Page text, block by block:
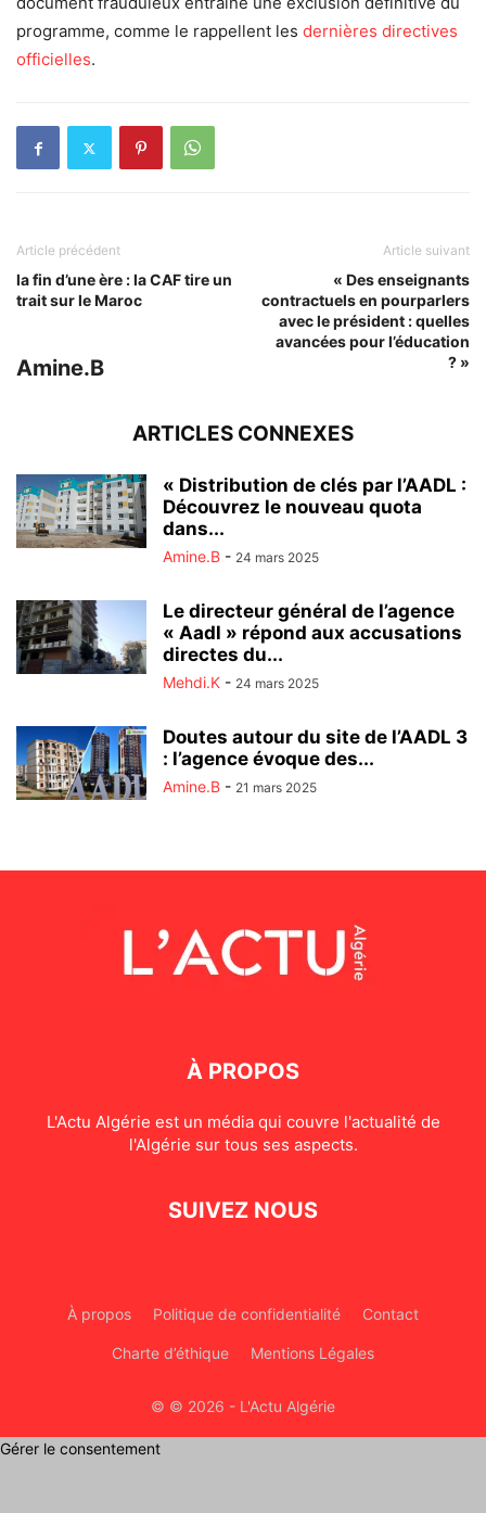
programme, comme le rappellent les dernières directives
officielles.
Article précédent
la fin d’une ère : la CAF tire un
trait sur le Maroc
Article suivant
« Des enseignants
contractuels en pourparlers
avec le président : quelles
avancées pour l’éducation
? »
Amine.B
ARTICLES CONNEXES
« Distribution de clés par l’AADL :
Découvrez le nouveau quota
dans...
Amine.B - 24 mars 2025
Le directeur général de l’agence
« Aadl » répond aux accusations
directes du...
Mehdi.K - 24 mars 2025
Doutes autour du site de l’AADL 3
: l’agence évoque des...
Amine.B - 21 mars 2025
À PROPOS
L'Actu Algérie est un média qui couvre l'actualité de
l'Algérie sur tous ses aspects.
SUIVEZ NOUS
À propos Politique de confidentialité Contact
Charte d’éthique Mentions Légales
© © 2026 - L'Actu Algérie
Gérer le consentement